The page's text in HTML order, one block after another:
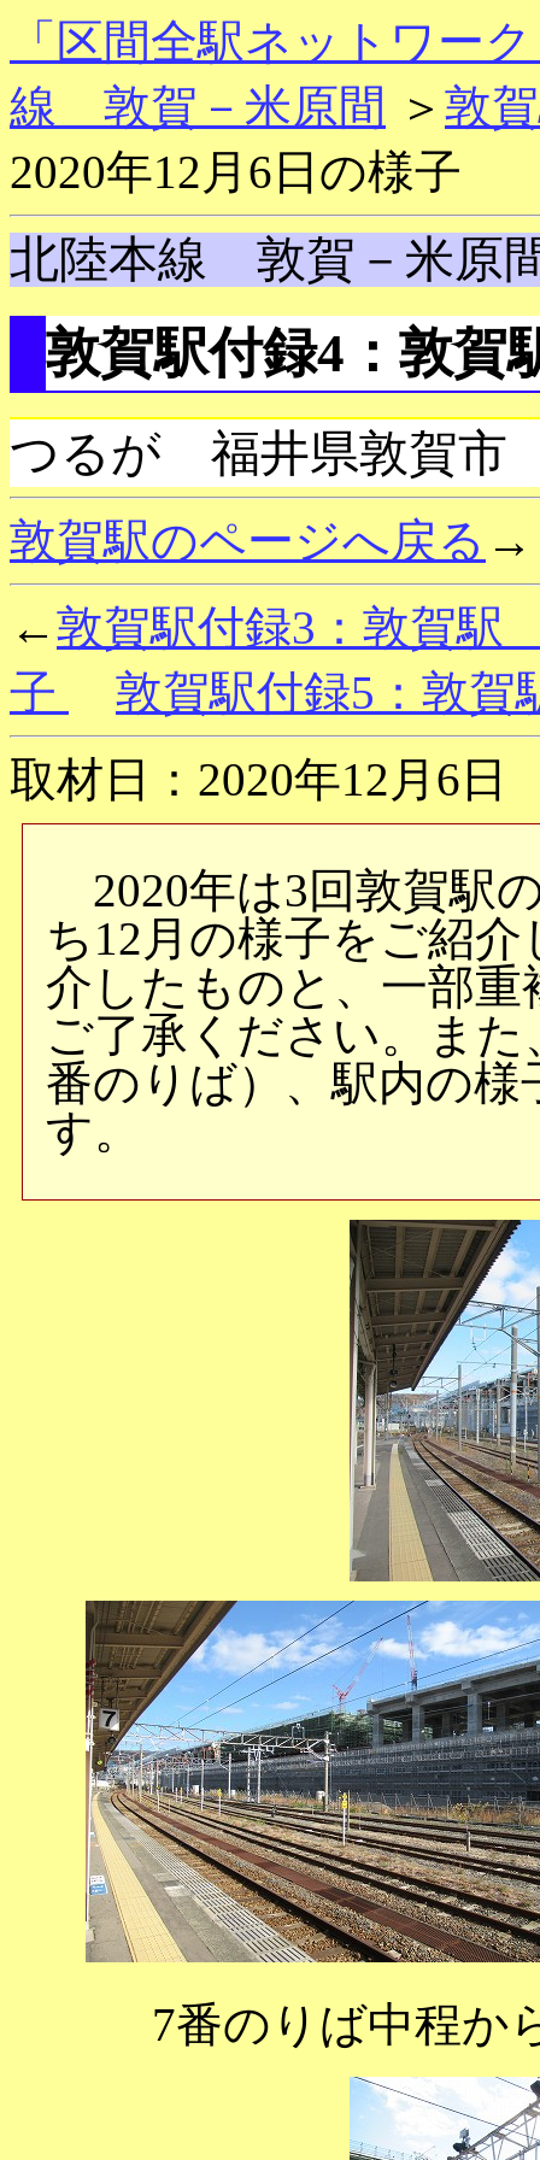
「区間全駅ネットワー
線 敦賀－米原間 ＞ 敦
2020年12月6日の様子
北陸本線 敦賀－米原
敦賀駅付録4：敦
つるが 福井県敦賀市
敦賀駅のページへ戻る →
←敦賀駅付録3：敦賀駅
子
敦賀駅付録5：敦
取材日：2020年12月6日
2020年は3回敦賀駅
ち12月の様子をご紹
介したものと、一部
ご了承ください。ま
番のりば）、駅内の
す。
7番のりば中程か